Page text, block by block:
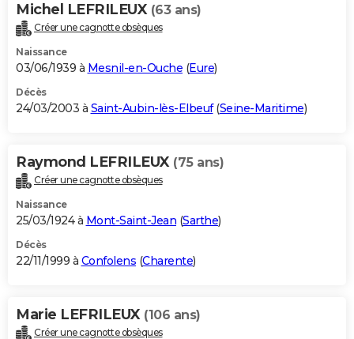
Michel LEFRILEUX (63 ans)
Créer une cagnotte obsèques
Naissance
03/06/1939 à Mesnil-en-Ouche (Eure)
Décès
24/03/2003 à Saint-Aubin-lès-Elbeuf(Seine-Maritime)
Raymond LEFRILEUX (75 ans)
Créer une cagnotte obsèques
Naissance
25/03/1924 à Mont-Saint-Jean (Sarthe)
Décès
22/11/1999 à Confolens (Charente)
Marie LEFRILEUX (106 ans)
Créer une cagnotte obsèques